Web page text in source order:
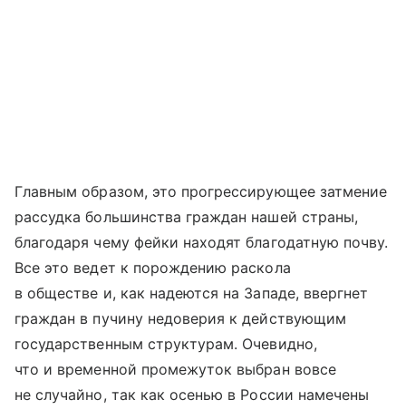
Главным образом, это прогрессирующее затмение
рассудка большинства граждан нашей страны,
благодаря чему фейки находят благодатную почву.
Все это ведет к порождению раскола
в обществе и, как надеются на Западе, ввергнет
граждан в пучину недоверия к действующим
государственным структурам. Очевидно,
что и временной промежуток выбран вовсе
не случайно, так как осенью в России намечены